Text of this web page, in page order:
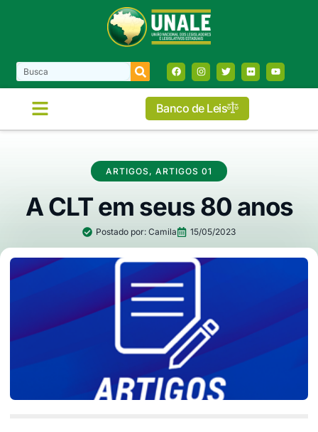
Banco de Leis
ARTIGOS , ARTIGOS 01
A CLT em seus 80 anos
Postado por: Camila 15/05/2023